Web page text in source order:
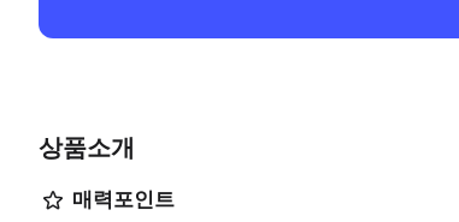
상품소개
매력포인트